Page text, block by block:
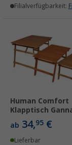
Filialverfügbarkeit:
Human Comfort
Klapptisch
ab 34,95 €
Lieferbar